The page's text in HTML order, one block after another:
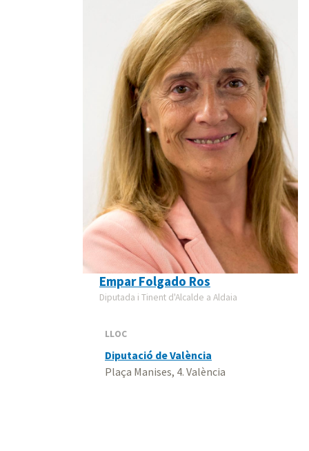
Empar Folgado Ros
Diputada i Tinent d'Alcalde a Aldaia
LLOC
Diputació de València
Plaça Manises, 4. València